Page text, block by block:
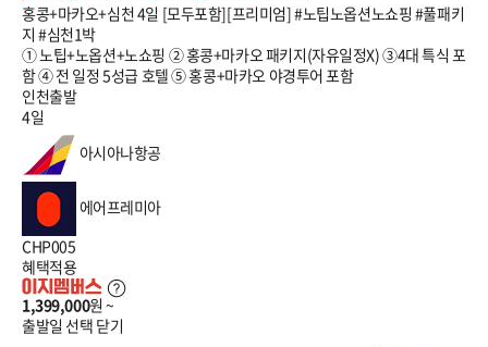
홍콩+마카오+심천 4일 [모두포함][프리미엄] #노팁노옵션노쇼핑 #풀패키
지 #심천1박
① 노팁+노옵션+노쇼핑 ② 홍콩+마카오 패키지(자유일정X) ③4대 특식 포
함 ④ 전 일정 5성급 호텔 ⑤ 홍콩+마카오 야경투어 포함
인천출발
4일
아시아나항공
에어프레미아
CHP005
혜택적용
1,399,000원 ~
출발일 선택 닫기